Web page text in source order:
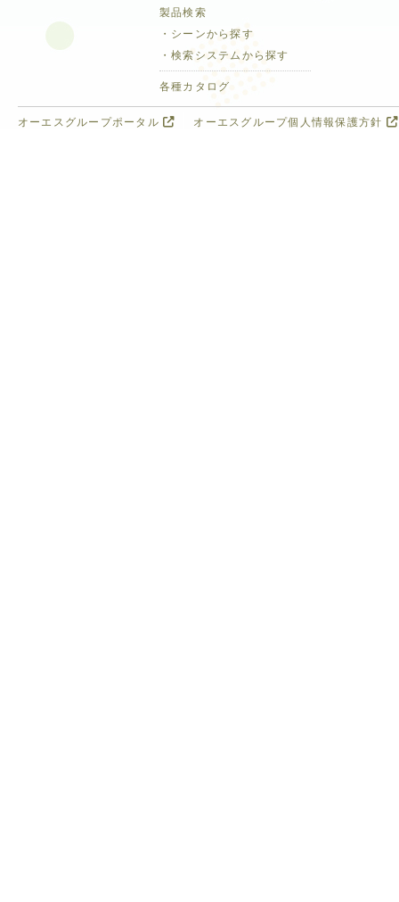
製品検索
・シーンから探す
・検索システムから探す
各種カタログ
オーエスグループポータル オーエスグループ個人情報保護方針